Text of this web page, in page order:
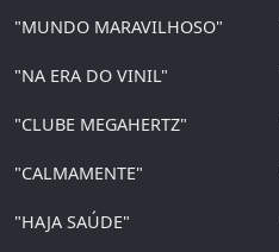
"MUNDO MARAVILHOSO"
"NA ERA DO VINIL"
"CLUBE MEGAHERTZ"
"CALMAMENTE"
"HAJA SAÚDE"